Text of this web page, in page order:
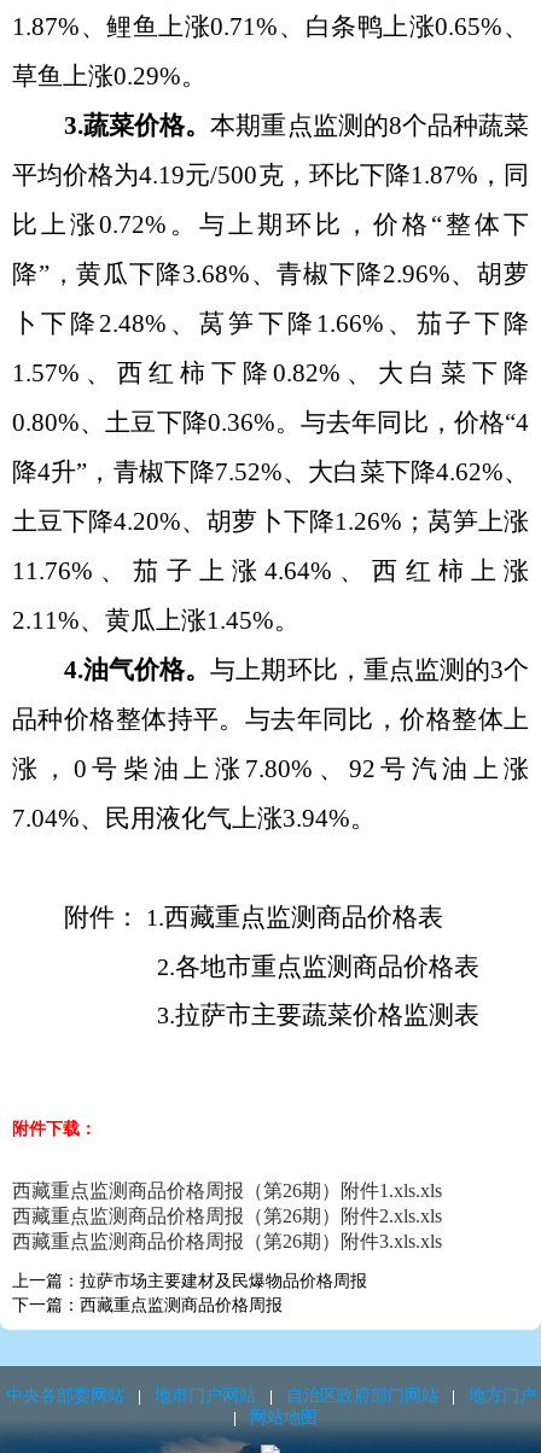
1.87%、鲤鱼上涨0.71%、白条鸭上涨0.65%、
草鱼上涨0.29%。
3.蔬菜价格。本期重点监测的8个品种蔬菜
平均价格为4.19元/500克，环比下降1.87%，同
比上涨0.72%。与上期环比，价格 “整体下
降”，黄瓜下降3.68%、青椒下降2.96%、胡萝
卜下降2.48%、莴笋下降1.66%、茄子下降
1.57%、西红柿下降0.82%、大白菜下降
0.80%、土豆下降0.36%。与去年同比，价格“4
降4升” ，青椒下降7.52%、大白菜下降4.62%、
土豆下降4.20%、胡萝卜下降1.26%；莴笋上涨
11.76%、茄子上涨4.64%、西红柿上涨
2.11%、黄瓜上涨1.45%。
4.油气价格。与上期环比，重点监测的3个
品种价格整体持平。与去年同比，价格整体上
涨，0号柴油上涨7.80%、92号汽油上涨
7.04%、民用液化气上涨3.94%。
附件： 1.西藏重点监测商品价格表
2.各地市重点监测商品价格表
3.拉萨市主要蔬菜价格监测表
附件下载：
西藏重点监测商品价格周报（第26期）附件1.xls.xls
西藏重点监测商品价格周报（第26期）附件2.xls.xls
西藏重点监测商品价格周报（第26期）附件3.xls.xls
上一篇：拉萨市场主要建材及民爆物品价格周报
下一篇：西藏重点监测商品价格周报
中央各部委网站 地市门户网站 自治区政府部门网站
地方门户
网站地图